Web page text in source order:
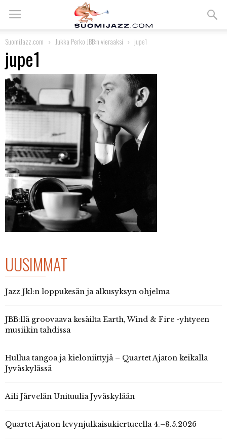
SuomiJazz.com Jukka Perko JBB:n vieraaksi jupe1
jupe1
UUSIMMAT
Jazz Jkl:n loppukesän ja alkusyksyn ohjelma
JBB:llä groovaava kesäilta Earth, Wind & Fire -yhtyeen
musiikin tahdissa
Hullua tangoa ja kieloniittyjä – Quartet Ajaton keikalla
Jyväskylässä
Aili Järvelän Unituulia Jyväskylään
Quartet Ajaton levynjulkaisukiertueella 4.–8.5.2026